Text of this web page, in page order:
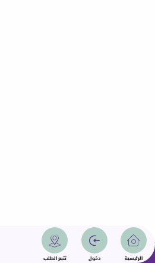
الرئيسية دخول تتبع الطلب
جميع الحقوق محفوظة | سمامة 2025 | دولة قطر